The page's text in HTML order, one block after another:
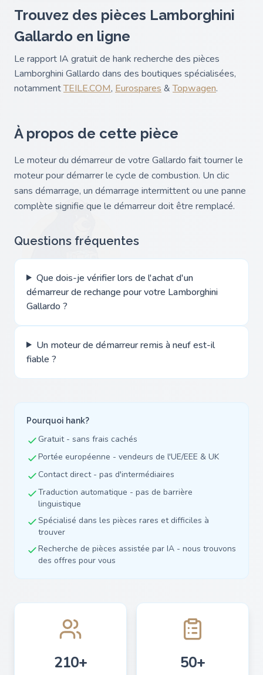
Trouvez des pièces Lamborghini
Gallardo en ligne
Le rapport IA gratuit de hank recherche des pièces
Lamborghini Gallardo dans des boutiques spécialisées,
notammentTEILE.COM, Eurospares &Topwagen.
À propos de cette pièce
Le moteur du démarreur de votre Gallardo fait tourner le
moteur pour démarrer le cycle de combustion. Un clic
sans démarrage, un démarrage intermittent ou une panne
complète signifie que le démarreur doit être remplacé.
Questions fréquentes
Que dois-je vérifier lors de l'achat d'un
démarreur de rechange pour votre Lamborghini
Gallardo ?
Un moteur de démarreur remis à neuf est-il
fiable ?
Pourquoi hank?
Gratuit - sans frais cachés
Portée européenne - vendeurs de l'UE/EEE & UK
Contact direct - pas d'intermédiaires
Traduction automatique - pas de barrière
linguistique
Spécialisé dans les pièces rares et difficiles à
trouver
Recherche de pièces assistée par IA - nous trouvons
des offres pour vous
210+ 50+